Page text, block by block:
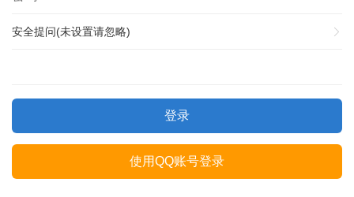
安全提问(未设置请忽略)
登录
使用QQ账号登录